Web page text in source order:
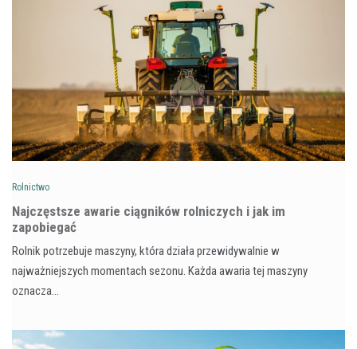
Rolnictwo
Najczęstsze awarie ciągników rolniczych i jak im
zapobiegać
Rolnik potrzebuje maszyny, która działa przewidywalnie w
najważniejszych momentach sezonu. Każda awaria tej maszyny
oznacza…